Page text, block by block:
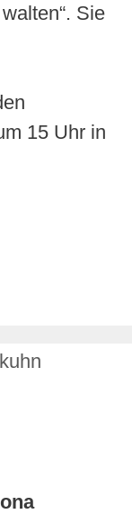
Sie
15 Uhr in